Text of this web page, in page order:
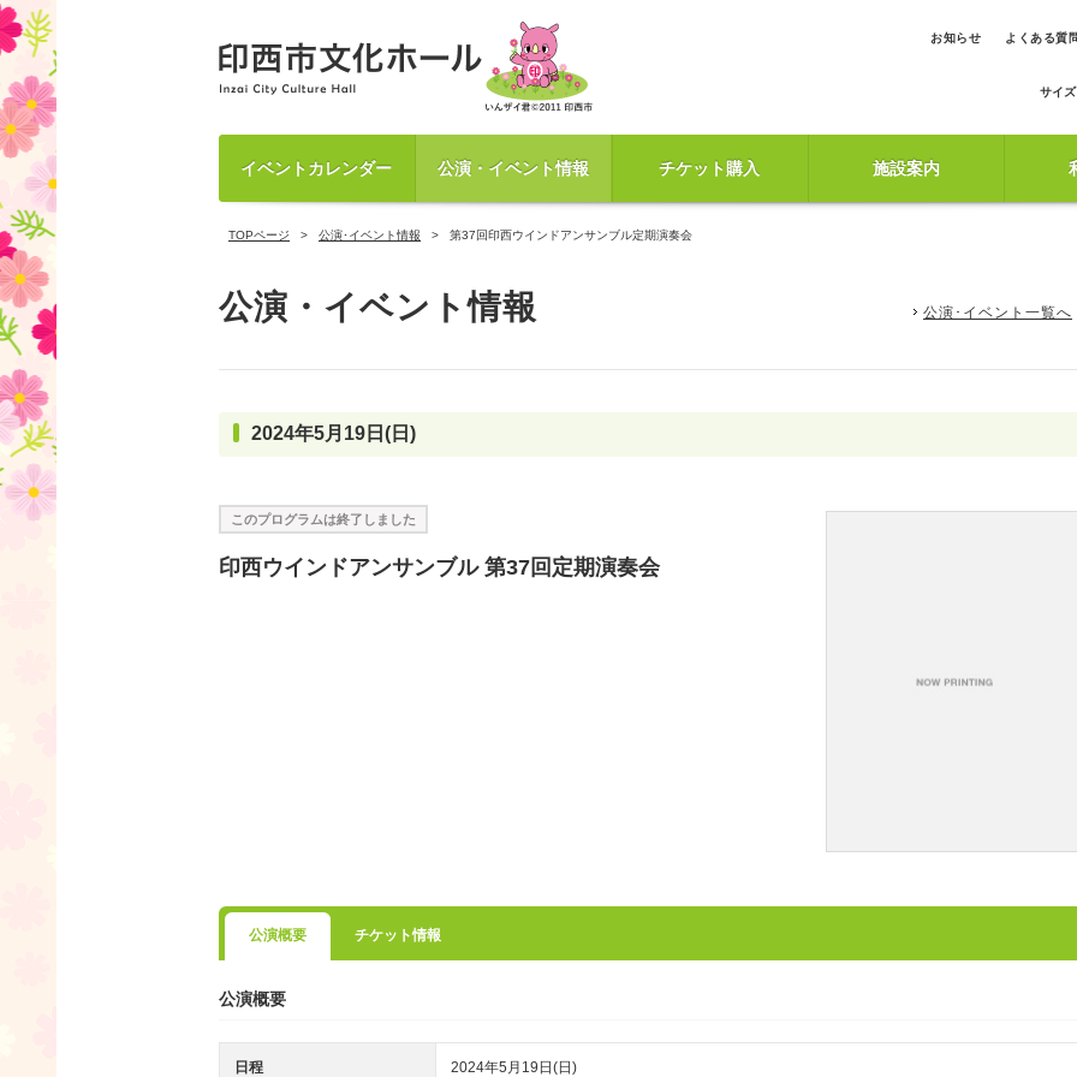
お知らせ よくある質
サイズ
イベントカレンダー 公演・イベント情報 チケット購入 施設案内
TOPページ 公演･イベント情報 第37回印西ウインドアンサンブル定期演奏会
公演・イベント情報 公演･イベント一覧へ
2024年5月19日(日)
このプログラムは終了しました
印西ウインドアンサンブル 第37回定期演奏会
公演概要 チケット情報
公演概要
日程 2024年5月19日(日)